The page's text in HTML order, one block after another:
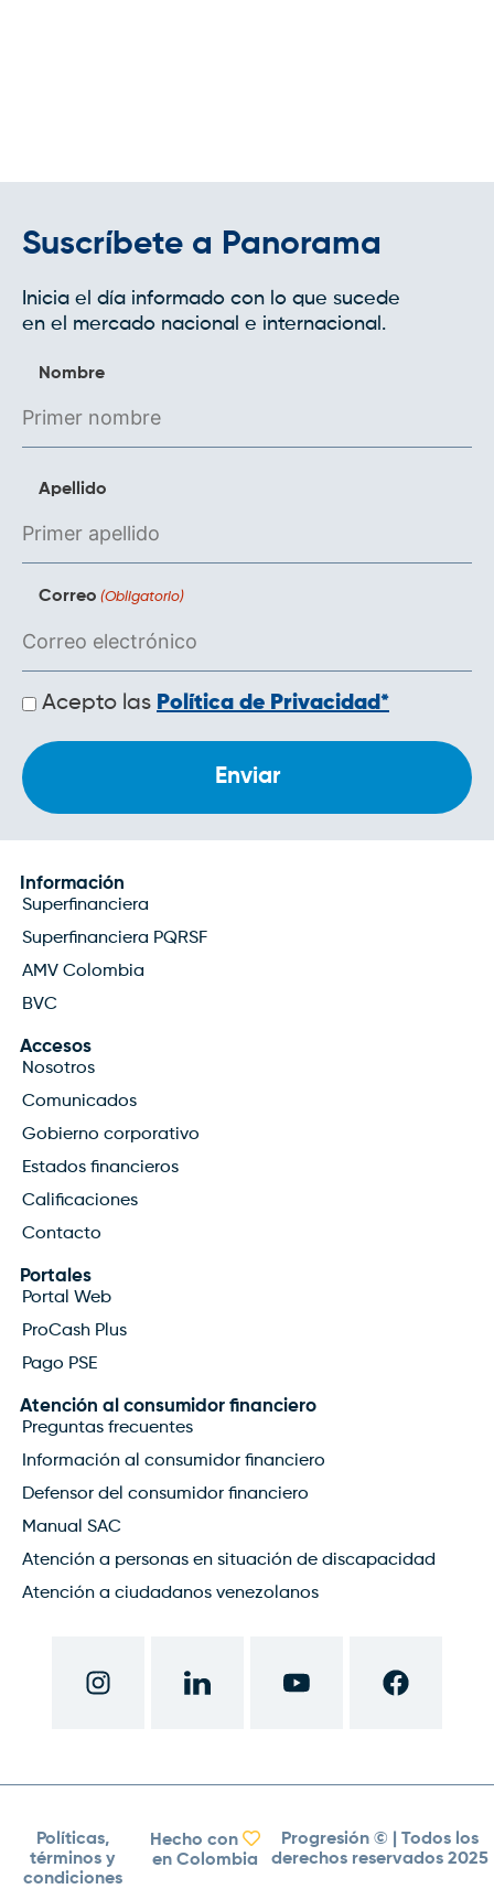
Suscríbete a Panorama
Inicia el día informado con lo que sucede
en el mercado nacional e internacional.
Nombre
Apellido
Correo (Obligatorio)
Políticas
de
Acepto las Política de Privacidad*
Información
Superfinanciera
Superfinanciera PQRSF
AMV Colombia
BVC
Accesos
Nosotros
Comunicados
Gobierno corporativo
Estados financieros
Calificaciones
Contacto
Portales
Portal Web
ProCash Plus
Pago PSE
Atención al consumidor financiero
Preguntas frecuentes
Información al consumidor financiero
Defensor del consumidor financiero
Manual SAC
Atención a personas en situación de discapacidad
Atención a ciudadanos venezolanos
Políticas,
términos y
condiciones
Hecho con
en Colombia
Progresión ©
| Todos los
derechos reservados 2025